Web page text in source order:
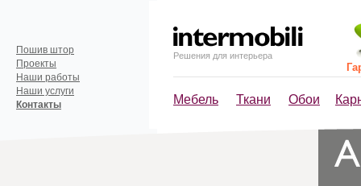
Решения для интерьера
Мебель Ткани Обои
Пошив штор
Проекты
Наши работы
Наши услуги
Контакты